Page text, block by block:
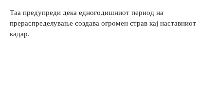
Таа предупреди дека едногодишниот период на
прераспределување создава огромен страв кај наставниот
кадар.